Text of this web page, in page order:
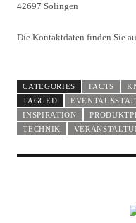
42697 Solingen
Die Kontaktdaten finden Sie
CATEGORIES FACTS
TAGGED
INSPIRATION
TECHNIK